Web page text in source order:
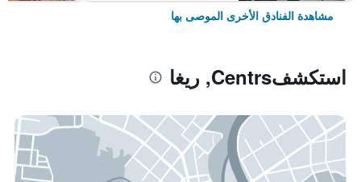
مشاهدة الفنادق الأخرى الموصى بها
استكشفCentrs, ريغا